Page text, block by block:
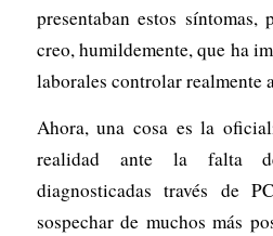
presentaban estos síntomas,
creo, humildemente, que ha
laborales controlar realmente
Ahora, una cosa es la
realidad ante la falta
diagnosticadas través de
sospechar de muchos más